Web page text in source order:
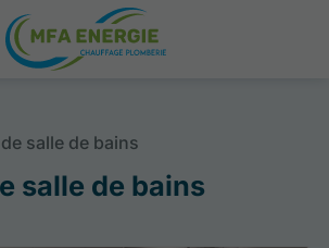
salle de bains
salle de bains